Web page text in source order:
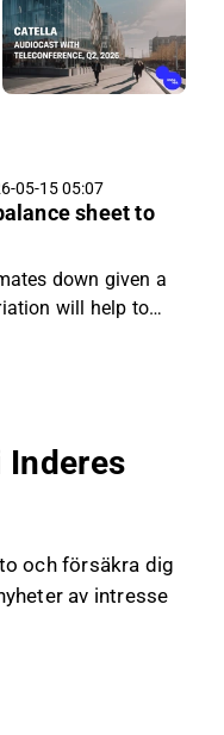
05-15 05:07
sheet to
down given a
will help to
FactSet
Inderes
och försäkra dig
av intresse